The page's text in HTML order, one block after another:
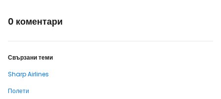
0 коментари
Свързани теми
Sharp Airlines
Полети